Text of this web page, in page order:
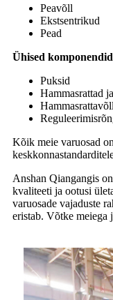
Peavõll
Ekstsentrikud
Pead
Ühised komponendid
Puksid
Hammasrattad
Kõik meie varuosad
Anshan Qiangangis
kvaliteeti ja ootusi
varuosade vajaduste
eristab. Võtke meiega